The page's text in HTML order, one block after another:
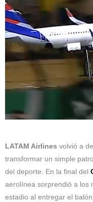
LATAM Airlines volvió a
transformar un simple
del deporte. En la final del
aerolínea sorprendió a los
estadio al entregar el